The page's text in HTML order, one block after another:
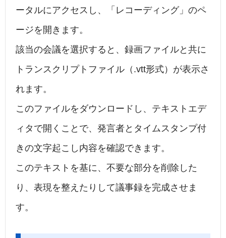
ータルにアクセスし、「レコーディング」のペ
ージを開きます。
該当の会議を選択すると、録画ファイルと共に
トランスクリプトファイル（.vtt形式）が表示さ
れます。
このファイルをダウンロードし、テキストエデ
ィタで開くことで、発言者とタイムスタンプ付
きの文字起こし内容を確認できます。
このテキストを基に、不要な部分を削除した
り、表現を整えたりして議事録を完成させま
す。